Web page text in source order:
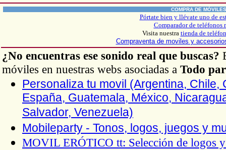
COMPRA DE MÓVILES
Pórtate bien y llévate uno de
Comparador de teléfonos
Visita nuestra tienda de
Compraventa de moviles y
¿No encuentras ese sonido real que buscas?
móviles en nuestras webs asociadas a Todo
Personaliza tu movil (Argentina, Chile,
España, Guatemala, México,
Salvador, Venezuela)
Mobileparty - Tonos, logos, juegos y
MOVIL ERÓTICO tt: Selección de logos